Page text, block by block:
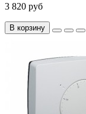
3 820 руб
В корзину